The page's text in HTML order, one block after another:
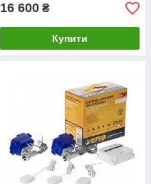
16 600 ₴
Купити